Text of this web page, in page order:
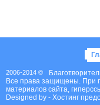
2006-2014 ©
Все права защищены. При
материалов сайта,
Designed by - Хостинг